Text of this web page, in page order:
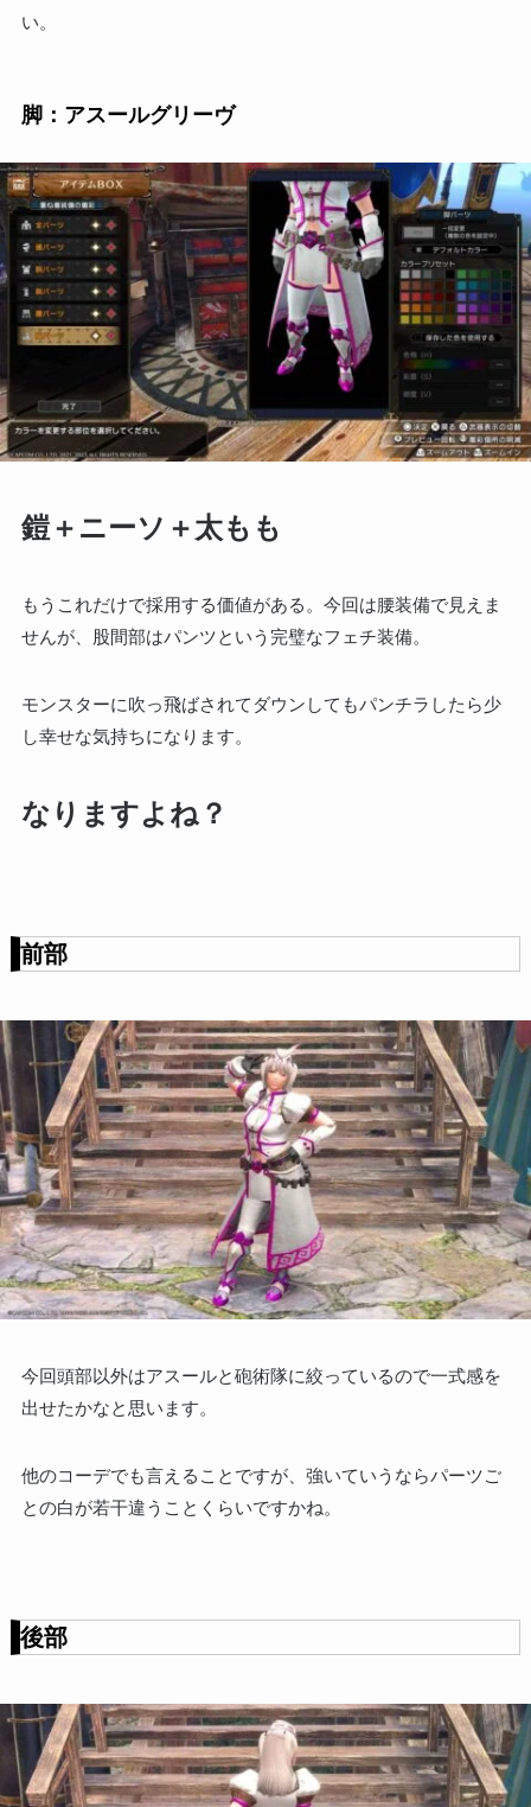
い。
脚：アスールグリーヴ
鎧＋ニーソ＋太もも
もうこれだけで採用する価値がある。今回は腰装備で見えま
せんが、股間部はパンツという完璧なフェチ装備。
モンスターに吹っ飛ばされてダウンしてもパンチラしたら少
し幸せな気持ちになります。
なりますよね？
前部
今回頭部以外はアスールと砲術隊に絞っているので一式感を
出せたかなと思います。
他のコーデでも言えることですが、強いていうならパーツご
との白が若干違うことくらいですかね。
後部